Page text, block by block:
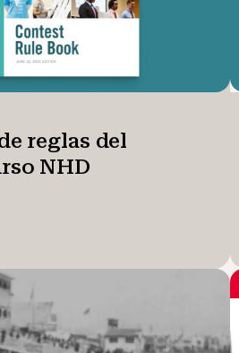
reglas del
NHD